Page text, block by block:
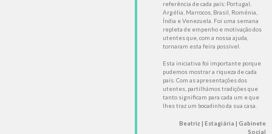
referência de cada país: Portugal,
Argélia, Marrocos, Brasil, Roménia,
Índia e Venezuela. Foi uma semana
repleta de empenho e motivação dos
utentes que, com a nossa ajuda,
tornaram esta feira possível.
Esta iniciativa foi importante porque
pudemos mostrar a riqueza de cada
país. Com as apresentações dos
utentes, partilhámos tradições que
tanto significam para cada um e que
lhes traz um bocadinho da sua casa.
Beatriz | Estagiária | Gabinete
Social